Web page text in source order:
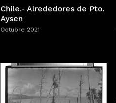
Chile.- Alrededores de Pto.
Aysen
Octubre 2021